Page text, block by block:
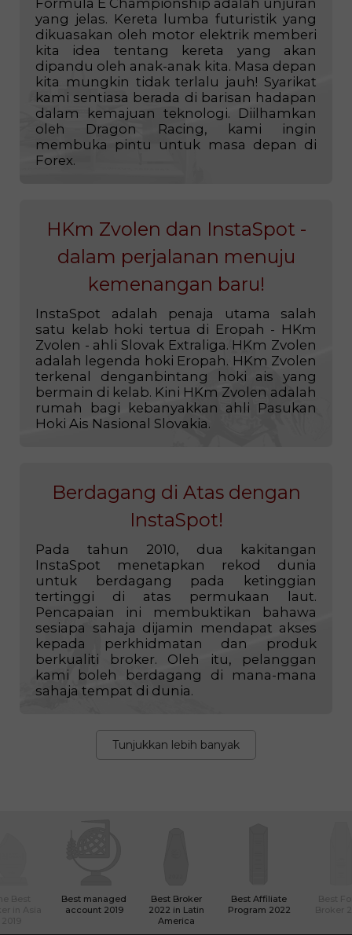
Sekiranya dapat meramalkan masa
depan perlumbaan automatik, FIA
Formula E Championship adalah unjuran
yang jelas. Kereta lumba futuristik yang
dikuasakan oleh motor elektrik memberi
kita idea tentang kereta yang akan
dipandu oleh anak-anak kita. Masa depan
kita mungkin tidak terlalu jauh! Syarikat
kami sentiasa berada di barisan hadapan
dalam kemajuan teknologi. Diilhamkan
oleh Dragon Racing, kami ingin
HKm Zvolen dan InstaSpot -
dalam perjalanan menuju
kemenangan baru!
InstaSpot adalah penaja utama salah
satu kelab hoki tertua di Eropah - HKm
Zvolen - ahli Slovak Extraliga. HKm Zvolen
adalah legenda hoki Eropah. HKm Zvolen
terkenal denganbintang hoki ais yang
bermain di kelab. Kini HKm Zvolen adalah
Berdagang di Atas dengan
InstaSpot!
Pada tahun 2010, dua kakitangan
InstaSpot menetapkan rekod dunia
untuk berdagang pada ketinggian
tertinggi di atas permukaan laut.
Pencapaian ini membuktikan bahawa
sesiapa sahaja dijamin mendapat akses
kepada perkhidmatan dan produk
berkualiti broker. Oleh itu, pelanggan
sahaja tempat di dunia.